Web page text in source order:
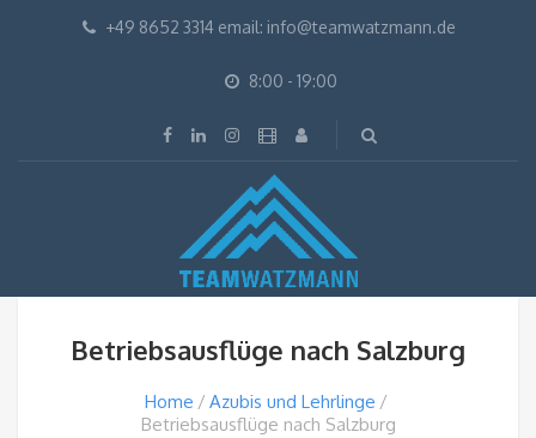
+49 8652 3314 email: info@teamwatzmann.de
8:00 - 19:00
Betriebsausflüge nach Salzburg
Home
Azubis und Lehrlinge
Betriebsausflüge nach Salzburg